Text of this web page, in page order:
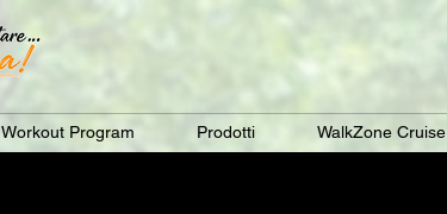
Workout Program Prodotti WalkZone Cruise